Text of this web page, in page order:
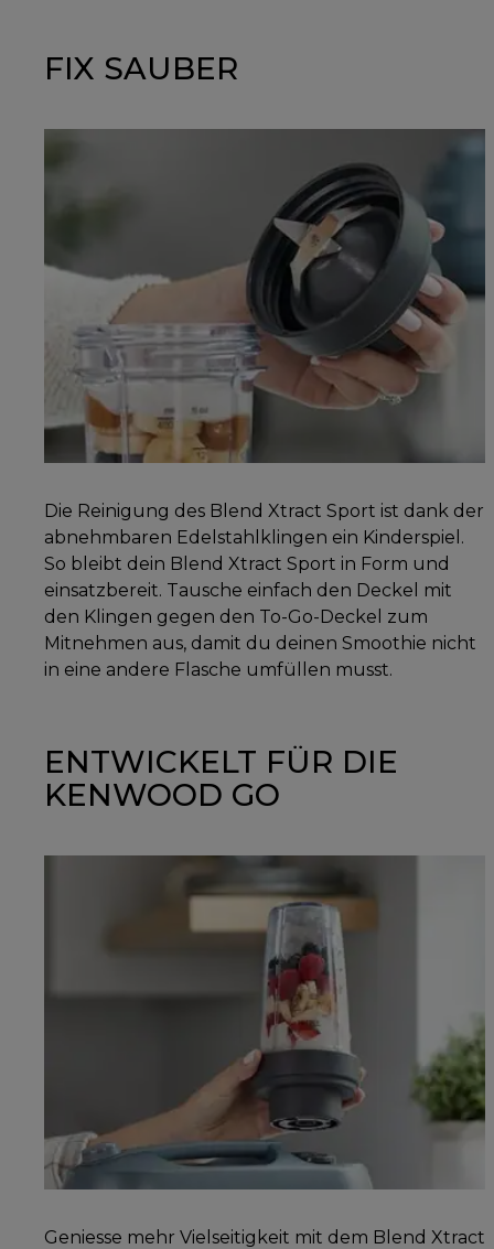
FIX SAUBER
Die Reinigung des Blend Xtract Sport ist dank der
abnehmbaren Edelstahlklingen ein Kinderspiel.
So bleibt dein Blend Xtract Sport in Form und
einsatzbereit. Tausche einfach den Deckel mit
den Klingen gegen den To-Go-Deckel zum
Mitnehmen aus, damit du deinen Smoothie nicht
in eine andere Flasche umfüllen musst.
ENTWICKELT FÜR DIE
KENWOOD GO
Geniesse mehr Vielseitigkeit mit dem Blend Xtract